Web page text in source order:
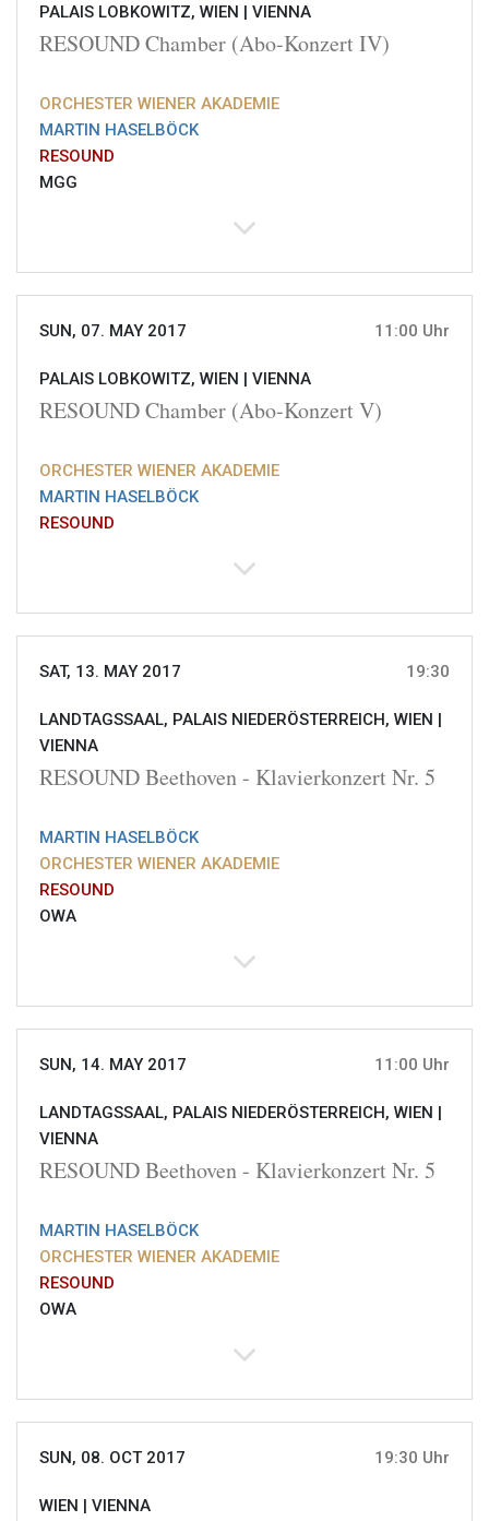
PALAIS LOBKOWITZ, WIEN | VIENNA
RESOUND Chamber (Abo-Konzert IV)
ORCHESTER WIENER AKADEMIE
MARTIN HASELBÖCK
RESOUND
MGG
SUN, 07. MAY 2017 11:00 Uhr
PALAIS LOBKOWITZ, WIEN | VIENNA
RESOUND Chamber (Abo-Konzert V)
ORCHESTER WIENER AKADEMIE
MARTIN HASELBÖCK
RESOUND
SAT, 13. MAY 2017 19:30
LANDTAGSSAAL, PALAIS NIEDERÖSTERREICH, WIEN |
VIENNA
RESOUND Beethoven - Klavierkonzert Nr. 5
MARTIN HASELBÖCK
ORCHESTER WIENER AKADEMIE
RESOUND
OWA
SUN, 14. MAY 2017 11:00 Uhr
LANDTAGSSAAL, PALAIS NIEDERÖSTERREICH, WIEN |
VIENNA
RESOUND Beethoven - Klavierkonzert Nr. 5
MARTIN HASELBÖCK
ORCHESTER WIENER AKADEMIE
RESOUND
OWA
SUN, 08. OCT 2017 19:30 Uhr
WIEN | VIENNA